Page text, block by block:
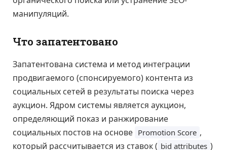
манипуляций.
Что запатентовано
Запатентована система и метод интеграции
продвигаемого (спонсируемого) контента из
социальных сетей в результаты поиска через
аукцион. Ядром системы является аукцион,
определяющий показ и ранжирование
социальных постов на основе Promotion Score ,
который рассчитывается из ставок ( bid attributes )